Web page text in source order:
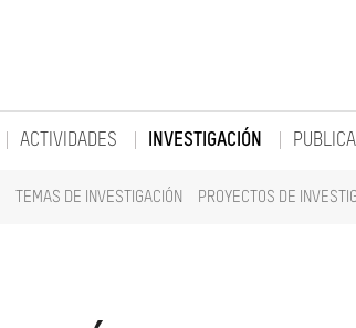
ACTIVIDADES INVESTIGACIÓN
TEMAS DE INVESTIGACIÓN PROYECTOS DE